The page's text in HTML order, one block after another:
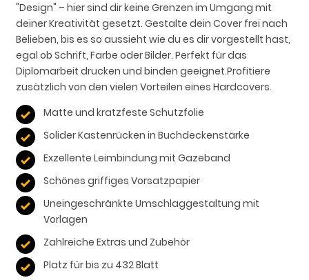
"Design" – hier sind dir keine Grenzen im Umgang mit
deiner Kreativität gesetzt. Gestalte dein Cover frei nach
Belieben, bis es so aussieht wie du es dir vorgestellt hast,
egal ob Schrift, Farbe oder Bilder. Perfekt für das
Diplomarbeit drucken und binden geeignet.Profitiere
zusätzlich von den vielen Vorteilen eines Hardcovers.
Matte und kratzfeste Schutzfolie
Solider Kastenrücken in Buchdeckenstärke
Exzellente Leimbindung mit Gazeband
Schönes griffiges Vorsatzpapier
Uneingeschränkte Umschlaggestaltung mit
Vorlagen
Zahlreiche Extras und Zubehör
Platz für bis zu 432 Blatt